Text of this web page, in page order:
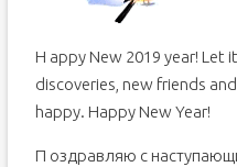
H appy New 2019 year! Let
discoveries, new friends
happy. Happy New Year!
П оздравляю с